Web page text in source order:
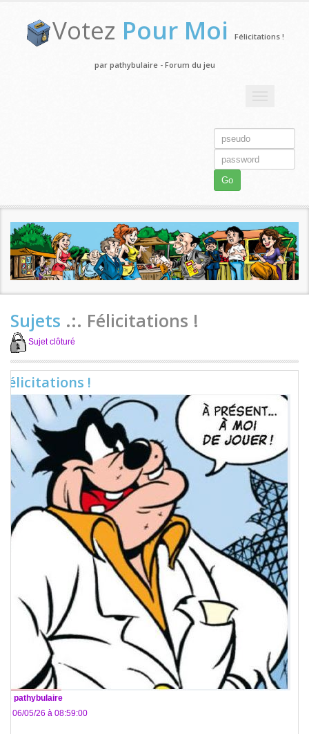
Votez Pour Moi Félicitations !
par pathybulaire - Forum du jeu
Go
Sujets .:. Félicitations !
Sujet clôturé
Félicitations !
pathybulaire
Le 06/05/26 à 08:59:00